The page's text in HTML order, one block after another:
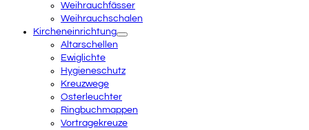
Weihrauchfässer
Weihrauchschalen
Kircheneinrichtung
Altarschellen
Ewiglichte
Hygieneschutz
Kreuzwege
Osterleuchter
Ringbuchmappen
Vortragekreuze